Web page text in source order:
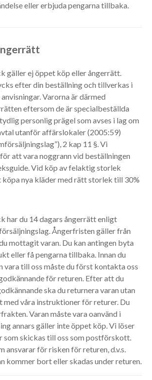
eller erbjuda pengarna tillbaka.
gäller ej öppet köp eller ångerrätt.
efter din beställning och tillverkas i
Varorna är därmed
eftersom de är specialbeställda
personlig prägel som avses i lag om
utanför affärslokaler (2005:59)
2 kap 11 §. Vi
att vara noggrann vid beställningen
Vid köp av felaktig storlek
nya kläder med rätt storlek till 30%
har du 14 dagars ångerrätt enligt
Ångerfristen gäller från
mottagit varan. Du kan antingen byta
eller få pengarna tillbaka. Innan du
vara till oss måste du först kontakta oss
för returen. Efter att du
ska du returnera varan utan
med våra instruktioner för returer. Du
Varan måste vara oanvänd i
annars gäller inte öppet köp. Vi löser
som skickas till oss som postförskott.
ansvarar för risken för returen, d.v.s.
kommer bort eller skadas under returen.